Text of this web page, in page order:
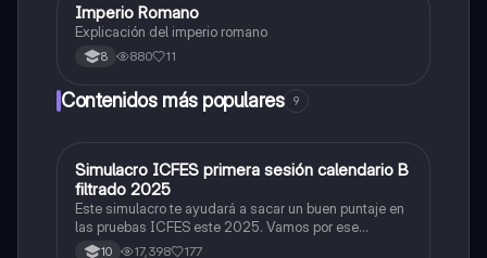
Sociales/Historia
Imperio Romano
Explicación del imperio romano
8 880 11
Contenidos más populares 9
ICFES: Matemáticas
Simulacro ICFES primera sesión calendario B
filtrado 2025
Este simulacro te ayudará a sacar un buen puntaje en
las pruebas ICFES este 2025. Vamos por ese
500/500. Y poder ser admitido en la universidad que
10 17,398 177